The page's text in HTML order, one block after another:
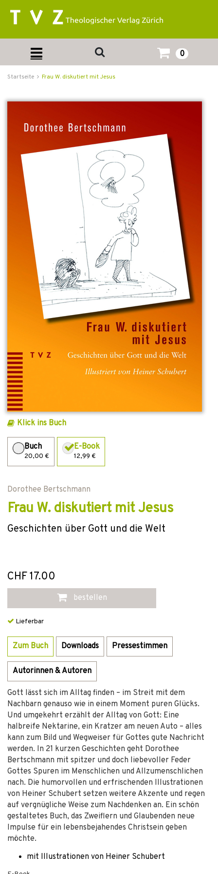
0
Startseite Frau W. diskutiert mit Jesus
Klick ins Buch
Buch
20,00 €
E-Book
12,99 €
Dorothee Bertschmann
Frau W. diskutiert mit Jesus
Geschichten über Gott und die Welt
CHF 17.00
bestellen
Lieferbar
Zum Buch Downloads Pressestimmen
Autorinnen & Autoren
Gott lässt sich im Alltag finden – im Streit mit dem
Nachbarn genauso wie in einem Moment puren Glücks.
Und umgekehrt erzählt der Alltag von Gott: Eine
halbreife Nektarine, ein Kratzer am neuen Auto – alles
kann zum Bild und Wegweiser für Gottes gute Nachricht
werden. In 21 kurzen Geschichten geht Dorothee
Bertschmann mit spitzer und doch liebevoller Feder
Gottes Spuren im Menschlichen und Allzumenschlichen
nach. Die humorvollen und erfrischenden Illustrationen
von Heiner Schubert setzen weitere Akzente und regen
auf vergnügliche Weise zum Nachdenken an. Ein schön
gestaltetes Buch, das Zweiflern und Glaubenden neue
Impulse für ein lebensbejahendes Christsein geben
möchte.
mit Illustrationen von Heiner Schubert